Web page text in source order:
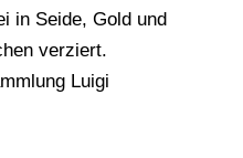
in Seide, Gold und
verziert.
Luigi